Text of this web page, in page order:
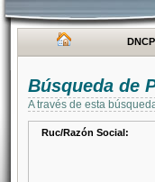
DNCP
Búsqueda de
A través de esta
Ruc/Razón Social: